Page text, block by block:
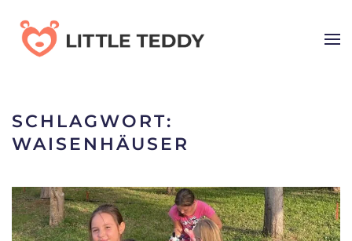
Skip
to
SCHLAGWORT:
WAISENHÄUSER